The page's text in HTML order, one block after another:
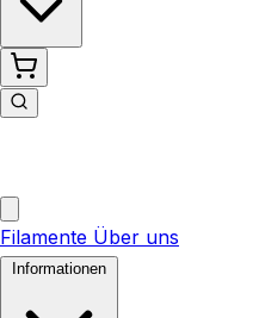
Filamente Über uns